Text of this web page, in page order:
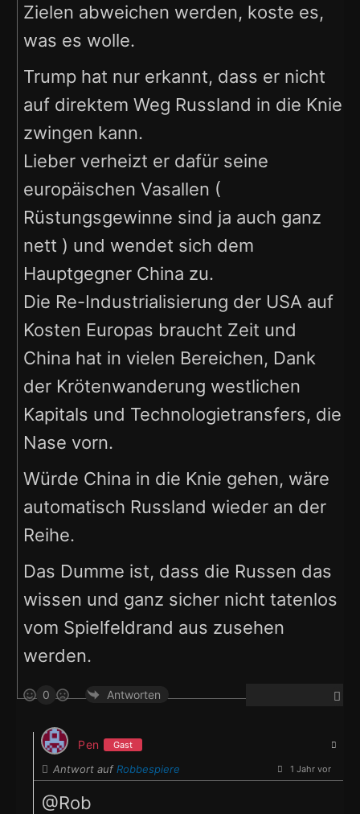
Zielen abweichen werden, koste es,
was es wolle.
Trump hat nur erkannt, dass er nicht
auf direktem Weg Russland in die Knie
zwingen kann.
Lieber verheizt er dafür seine
europäischen Vasallen (
Rüstungsgewinne sind ja auch ganz
nett ) und wendet sich dem
Hauptgegner China zu.
Die Re-Industrialisierung der USA auf
Kosten Europas braucht Zeit und
China hat in vielen Bereichen, Dank
der Krötenwanderung westlichen
Kapitals und Technologietransfers, die
Nase vorn.
Würde China in die Knie gehen, wäre
automatisch Russland wieder an der
Reihe.
Das Dumme ist, dass die Russen das
wissen und ganz sicher nicht tatenlos
vom Spielfeldrand aus zusehen
werden.
0 Antworten
Pen Gast
Antwort aufRobbespiere 1 Jahr vor
@Rob